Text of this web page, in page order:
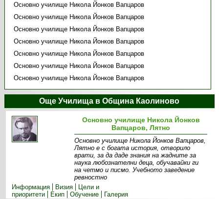
Основно училище Никола Йонков Вапцаров
Основно училище Никола Йонков Вапцаров
Основно училище Никола Йонков Вапцаров
Основно училище Никола Йонков Вапцаров
Основно училище Никола Йонков Вапцаров
Основно училище Никола Йонков Вапцаров
Основно училище Никола Йонков Вапцаров
Още Училища в Община Каолиново
Основно училище Никола Йонков
Вапцаров, Лятно
Основно училище Никола Йонков Вапцаров,
Лятно е с богата история, отворило
врати, за да даде знания на жадните за
наука любознателни деца, обучавайки ги
на четмо и писмо. Учебното заведение
ревностно
Информация
Визия
Цели и
приоритети
Екип Обучение Галерия